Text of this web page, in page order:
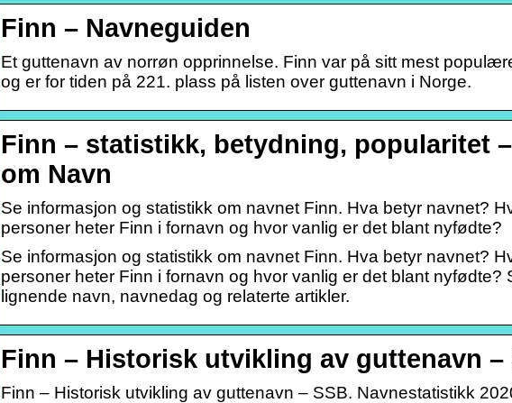
Finn – Navneguiden
Et guttenavn av norrøn opprinnelse. Finn var på sitt mest
og er for tiden på 221. plass på listen over guttenavn i Norge.
Finn – statistikk, betydning, popularitet
om Navn
Se informasjon og statistikk om navnet Finn. Hva betyr navnet?
personer heter Finn i fornavn og hvor vanlig er det blant nyfødte?
Se informasjon og statistikk om navnet Finn. Hva betyr navnet?
personer heter Finn i fornavn og hvor vanlig er det blant nyfødte?
lignende navn, navnedag og relaterte artikler.
Finn – Historisk utvikling av guttenavn –
Finn – Historisk utvikling av guttenavn – SSB. Navnestatistikk